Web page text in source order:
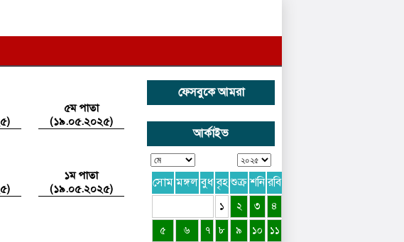
৫ম পাতা
(১৯.০৫.২০২৫)
১ম পাতা
(১৯.০৫.২০২৫)
ফেসবুকে আমরা
আর্কাইভ
সোম মঙ্গল বুধ বৃহ শুক্র শনি রবি
১ ২ ৩
৪
৫
৬ ৭ ৮ ৯ ১০
১১